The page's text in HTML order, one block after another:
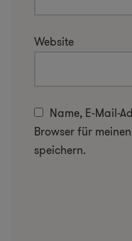
Website
Name, E-Mail-
Browser für
speichern.